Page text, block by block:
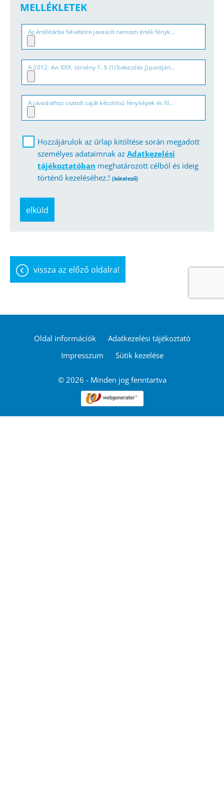
MELLÉKLETEK
Az értéktárba felvételre javasolt nemzeti érték fényképe vagy audiovizuális dokumentációja (.jpg, .pdf)
A 2012. évi XXX. törvény 1. § (1) bekezdés j) pontjának való megfelelést valószínűsítő dokumentumok, támogató és ajánló levelek (.doc, .docx, .odt, .jpg, .pdf)
A javaslathoz csatolt saját készítésű fényképek és filmek felhasználására vonatkozó hozzájáruló nyilatkozat (.jpg, .pdf)
Hozzájárulok az űrlap kitöltése során megadott
személyes adataimnak az Adatkezelési
tájékoztatóban meghatározott célból és ideig
történő kezeléséhez.! (kötelező)
elküld
vissza az előző oldalra!
© 2026 - Minden jog fenntartva
Oldal információk
Adatkezelési tájékoztató
Impresszum
Sütik kezelése